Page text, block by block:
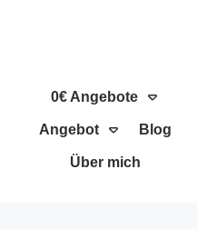
0€ Angebote
Angebot Blog
Über mich